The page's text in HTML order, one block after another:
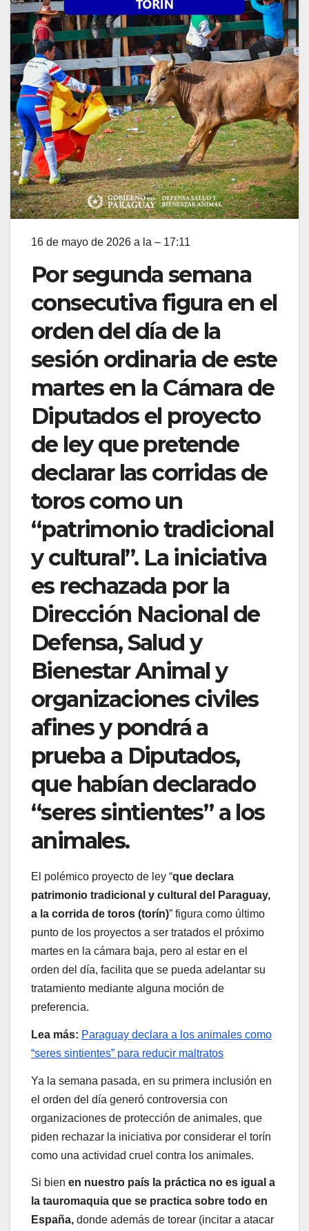
16 de mayo de 2026 a la – 17:11
Por segunda semana
consecutiva figura en el
orden del día de la
sesión ordinaria de este
martes en la Cámara de
Diputados el proyecto
de ley que pretende
declarar las corridas de
toros como un
“patrimonio tradicional
y cultural”. La iniciativa
es rechazada por la
Dirección Nacional de
Defensa, Salud y
Bienestar Animal y
organizaciones civiles
afines y pondrá a
prueba a Diputados,
que habían declarado
“seres sintientes” a los
animales.
El polémico proyecto de ley “que declara
patrimonio tradicional y cultural del Paraguay,
a la corrida de toros (torín)” figura como último
punto de los proyectos a ser tratados el próximo
martes en la cámara baja, pero al estar en el
orden del día, facilita que se pueda adelantar su
tratamiento mediante alguna moción de
preferencia.
Lea más: Paraguay declara a los animales como
“seres sintientes” para reducir maltratos
Ya la semana pasada, en su primera inclusión en
el orden del día generó controversia con
organizaciones de protección de animales, que
piden rechazar la iniciativa por considerar el torín
como una actividad cruel contra los animales.
Si bien en nuestro país la práctica no es igual a
la tauromaquia que se practica sobre todo en
España, donde además de torear (incitar a atacar